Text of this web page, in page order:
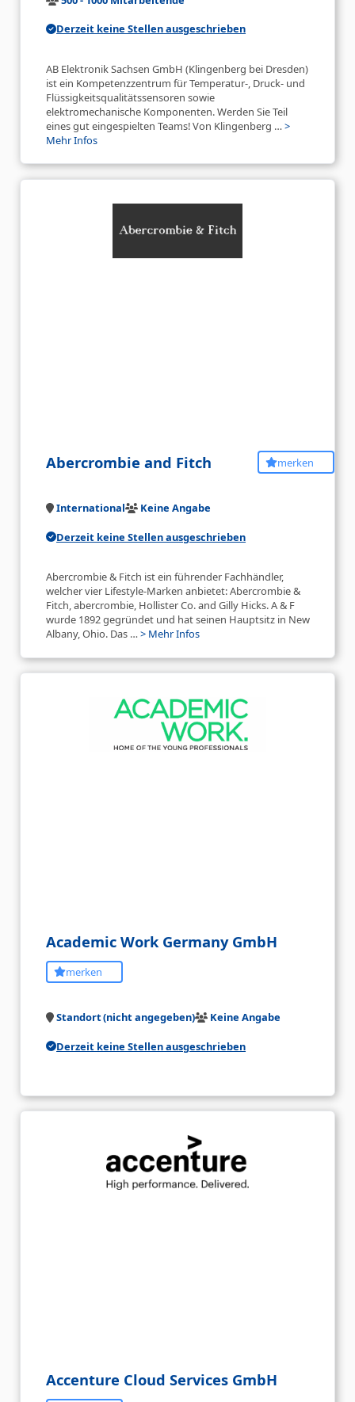
Derzeit keine Stellen ausgeschrieben
AB Elektronik Sachsen GmbH (Klingenberg bei Dresden)
ist ein Kompetenzzentrum für Temperatur-, Druck- und
Flüssigkeitsqualitätssensoren sowie
elektromechanische Komponenten. Werden Sie Teil
eines gut eingespielten Teams! Von Klingenberg … >
Mehr Infos
Abercrombie and Fitch merken
International Keine Angabe
Derzeit keine Stellen ausgeschrieben
Abercrombie & Fitch ist ein führender Fachhändler,
welcher vier Lifestyle-Marken anbietet: Abercrombie &
Fitch, abercrombie, Hollister Co. and Gilly Hicks. A & F
wurde 1892 gegründet und hat seinen Hauptsitz in New
Albany, Ohio. Das …> Mehr Infos
Academic Work Germany GmbH
merken
Standort (nicht angegeben) Keine Angabe
Derzeit keine Stellen ausgeschrieben
Accenture Cloud Services GmbH